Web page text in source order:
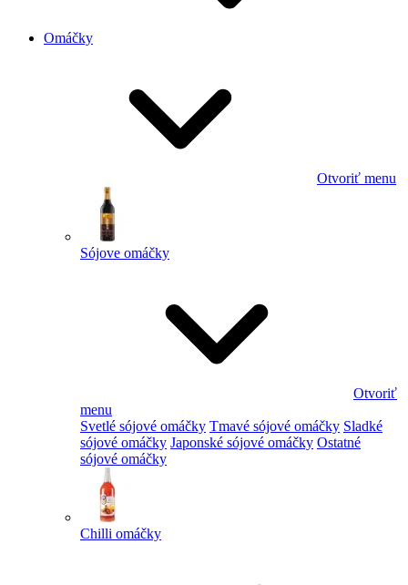
Omáčky
Otvoriť menu
Sójove omáčky
Otvoriť
menu
Svetlé sójové omáčky Tmavé sójové omáčky Sladké
sójové omáčky Japonské sójové omáčky Ostatné
sójové omáčky
Chilli omáčky